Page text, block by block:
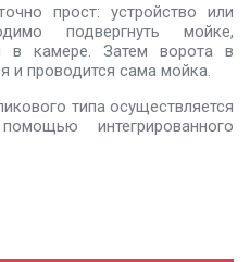
прост: устройство или
подвергнуть мойке,
в камере. Затем ворота в
и проводится сама мойка.
типа осуществляется
интегрированного